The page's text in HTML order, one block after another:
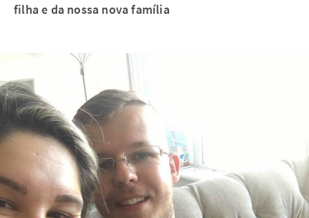
filha e da nossa nova família